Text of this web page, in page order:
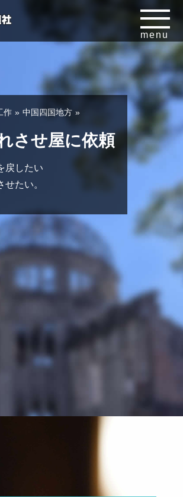
menu
作 中国四国地方
させ屋に依頼
戻したい
たい。